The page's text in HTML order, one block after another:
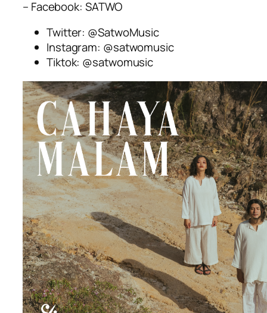
– Facebook: SATWO
Twitter: @SatwoMusic
Instagram: @satwomusic
Tiktok: @satwomusic